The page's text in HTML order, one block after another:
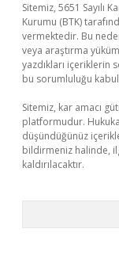
Sitemiz, 5651 Sayılı
Kurumu (BTK)
vermektedir. Bu
veya araştırma
yazdıkları içeriklerin
bu sorumluluğu kabul
Sitemiz, kar amacı
platformudur.
düşündüğünüz
bildirmeniz halinde,
kaldırılacaktır.